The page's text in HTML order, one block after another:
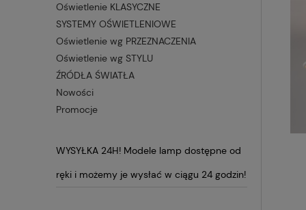
Oświetlenie KLASYCZNE
SYSTEMY OŚWIETLENIOWE
Oświetlenie wg PRZEZNACZENIA
Oświetlenie wg STYLU
ŹRÓDŁA ŚWIATŁA
Nowości
Promocje
WYSYŁKA 24H! Modele lamp dostępne od
ręki i możemy je wysłać w ciągu 24 godzin!